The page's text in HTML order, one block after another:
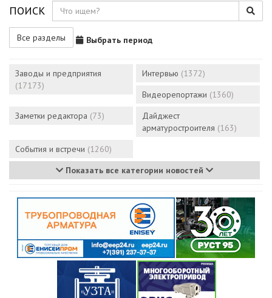
ПОИСК
Все разделы Выбрать период
Заводы и предприятия
(17173)
Интервью (1372)
Видеорепортажи (1360)
Заметки редактора (73)
Дайджест
арматуростроителя (163)
События и встречи (1260)
Показать все категории новостей